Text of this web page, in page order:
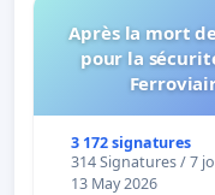
Après la mort
pour la
3 172 signatures
314 Signatures / 7
13 May 2026